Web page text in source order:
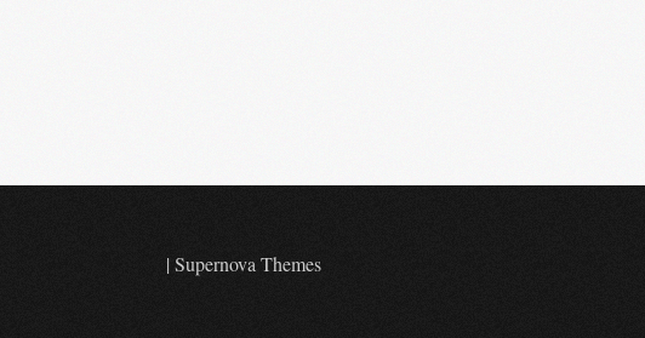
|Supernova Themes